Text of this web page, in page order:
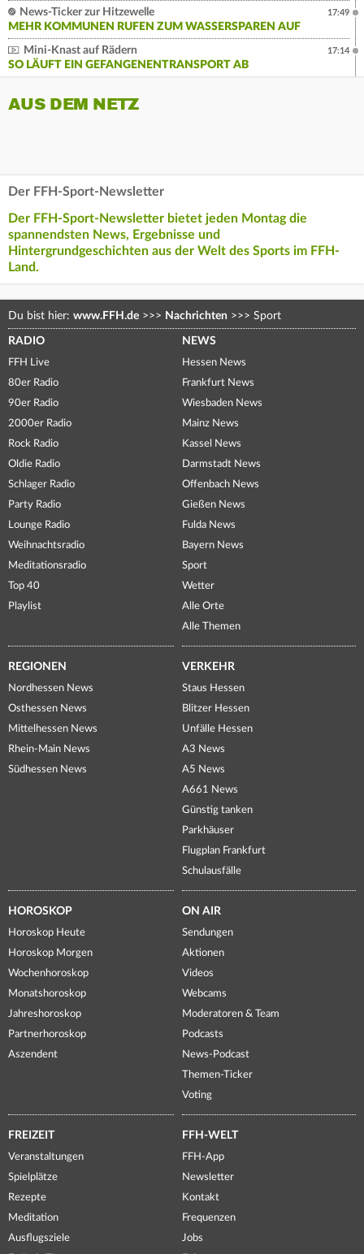
News-Ticker zur Hitzewelle
MEHR KOMMUNEN RUFEN ZUM WASSERSPAREN AUF
17:49
Mini-Knast auf Rädern
SO LÄUFT EIN GEFANGENENTRANSPORT AB
17:14
AUS DEM NETZ
Der FFH-Sport-Newsletter
Der FFH-Sport-Newsletter bietet jeden Montag die
spannendsten News, Ergebnisse und
Hintergrundgeschichten aus der Welt des Sports im FFH-
Land.
Du bist hier: www.FFH.de >>> Nachrichten >>> Sport
RADIO
FFH Live
80er Radio
90er Radio
2000er Radio
Rock Radio
Oldie Radio
Schlager Radio
Party Radio
Lounge Radio
Weihnachtsradio
Meditationsradio
Top 40
Playlist
NEWS
Hessen News
Frankfurt News
Wiesbaden News
Mainz News
Kassel News
Darmstadt News
Offenbach News
Gießen News
Fulda News
Bayern News
Sport
Wetter
Alle Orte
Alle Themen
REGIONEN
Nordhessen News
Osthessen News
Mittelhessen News
Rhein-Main News
Südhessen News
VERKEHR
Staus Hessen
Blitzer Hessen
Unfälle Hessen
A3 News
A5 News
A661 News
Günstig tanken
Parkhäuser
Flugplan Frankfurt
Schulausfälle
HOROSKOP
Horoskop Heute
Horoskop Morgen
Wochenhoroskop
Monatshoroskop
Jahreshoroskop
Partnerhoroskop
Aszendent
ON AIR
Sendungen
Aktionen
Videos
Webcams
Moderatoren & Team
Podcasts
News-Podcast
Themen-Ticker
Voting
FREIZEIT
Veranstaltungen
Spielplätze
Rezepte
Meditation
Ausflugsziele
FFH-WELT
FFH-App
Newsletter
Kontakt
Frequenzen
Jobs